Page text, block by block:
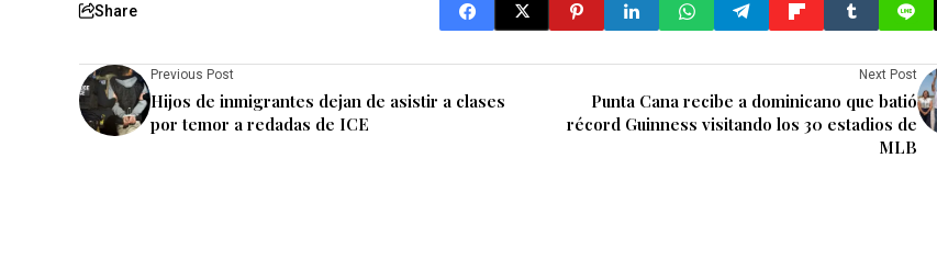
Share
Previous Post
Hijos de inmigrantes dejan de asistir a clases
por temor a redadas de ICE
Next Post
Punta Cana recibe a dominicano que batió
récord Guinness visitando los 30 estadios de
MLB